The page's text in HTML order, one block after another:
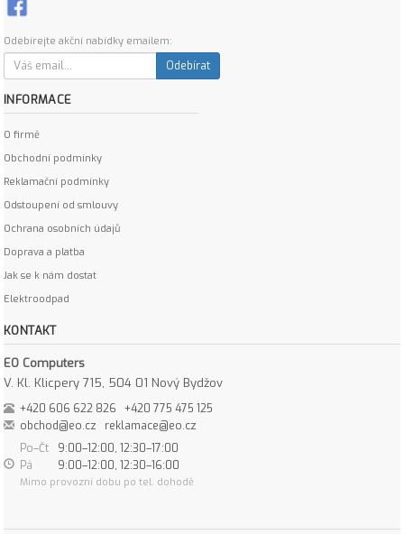
Odebírejte akční nabídky emailem:
Odebírat
INFORMACE
O firmě
Obchodní podmínky
Reklamační podmínky
Odstoupení od smlouvy
Ochrana osobních údajů
Doprava a platba
Jak se k nám dostat
Elektroodpad
KONTAKT
EO Computers
V. Kl. Klicpery 715, 504 01 Nový Bydžov
+420 606 622 826
+420 775 475 125
obchod@eo.cz
reklamace@eo.cz
Po–Čt
9:00–12:00, 12:30–17:00
Pá
9:00–12:00, 12:30–16:00
Mimo provozní dobu po tel. dohodě